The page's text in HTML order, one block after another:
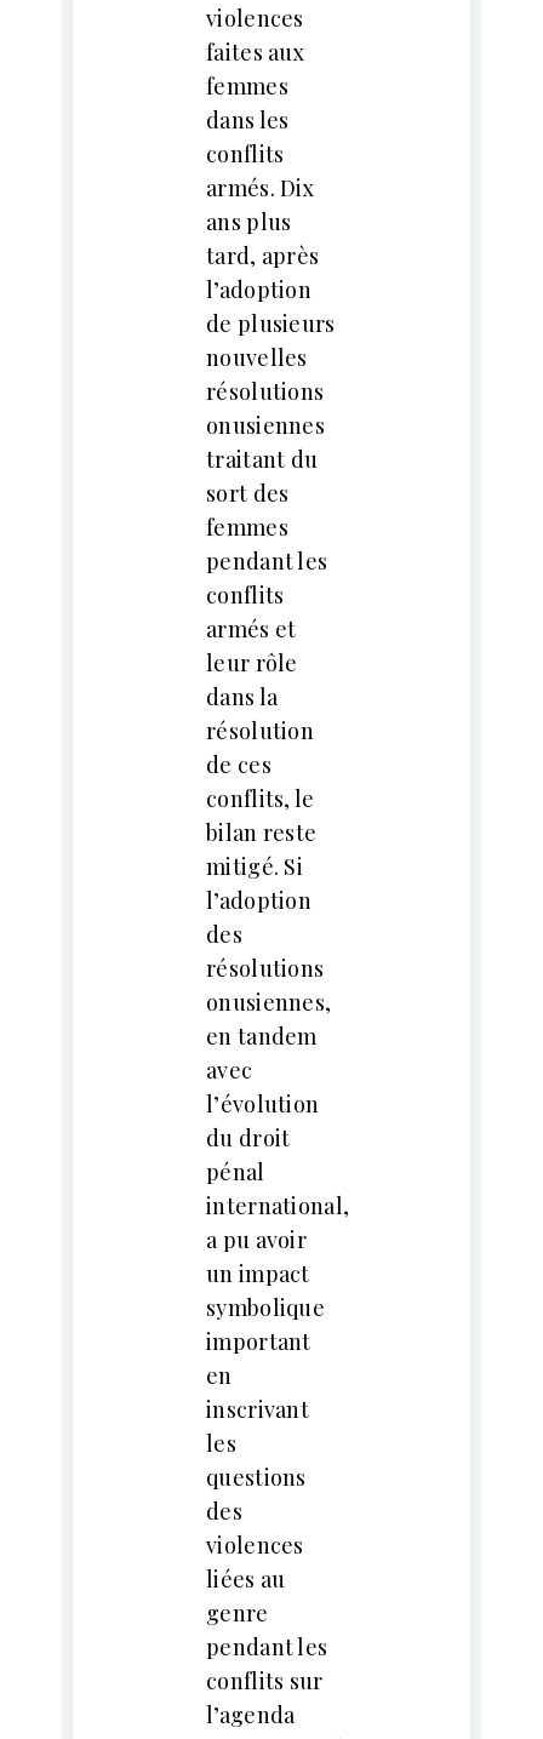
violences
faites aux
femmes
dans les
conflits
armés. Dix
ans plus
tard, après
l’adoption
de plusieurs
nouvelles
résolutions
onusiennes
traitant du
sort des
femmes
pendant les
conflits
armés et
leur rôle
dans la
résolution
de ces
conflits, le
bilan reste
mitigé. Si
l’adoption
des
résolutions
onusiennes,
en tandem
avec
l’évolution
du droit
pénal
international,
a pu avoir
un impact
symbolique
important
en
inscrivant
les
questions
des
violences
liées au
genre
pendant les
conflits sur
l’agenda